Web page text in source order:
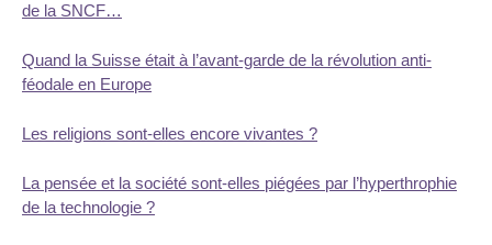
de la SNCF…
Quand la Suisse était à l’avant-garde de la révolution anti-
féodale en Europe
Les religions sont-elles encore vivantes ?
La pensée et la société sont-elles piégées par l’hyperthrophie
de la technologie ?